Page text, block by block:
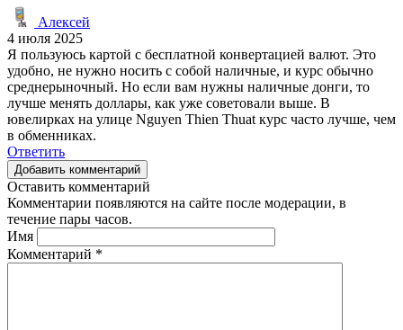
Алексей
4 июля 2025
Я пользуюсь картой с бесплатной конвертацией валют. Это
удобно, не нужно носить с собой наличные, и курс обычно
среднерыночный. Но если вам нужны наличные донги, то
лучше менять доллары, как уже советовали выше. В
ювелирках на улице Nguyen Thien Thuat курс часто лучше, чем
в обменниках.
Ответить
Добавить комментарий
Оставить комментарий
Комментарии появляются на сайте после модерации, в
течение пары часов.
Имя
Комментарий *